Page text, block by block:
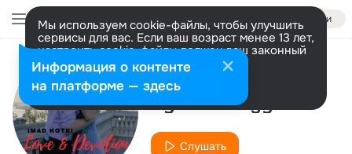
Войти
Мы используем cookie-файлы, чтобы улучшить
сервисы для вас. Если ваш возраст менее 13 лет,
настроить cookie-файлы должен ваш законный
представитель. Больше информации
Разрешить все Настроить
Исполнитель
Ryan McTogy
Слушать
Информация о контенте
на платформе — здесь